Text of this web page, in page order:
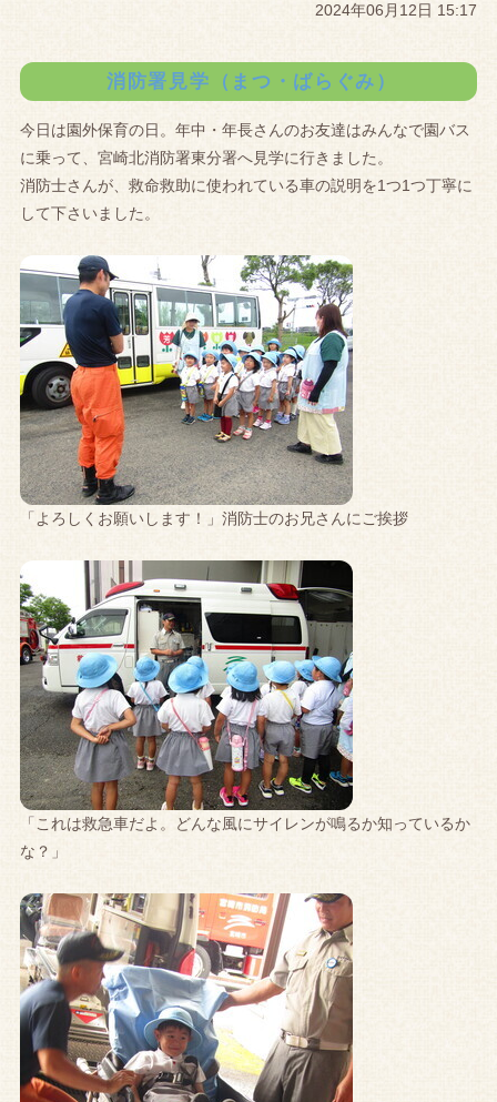
2024年06月12日 15:17
消防署見学（まつ・ばらぐみ）
今日は園外保育の日。年中・年長さんのお友達はみんなで園バス
に乗って、宮崎北消防署東分署へ見学に行きました。
消防士さんが、救命救助に使われている車の説明を1つ1つ丁寧に
して下さいました。
「よろしくお願いします！」消防士のお兄さんにご挨拶
「これは救急車だよ。どんな風にサイレンが鳴るか知っているか
な？」